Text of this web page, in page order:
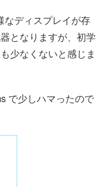
なディスプレイが存
となりますが、初学
少なくないと感じま
で少しハマったので